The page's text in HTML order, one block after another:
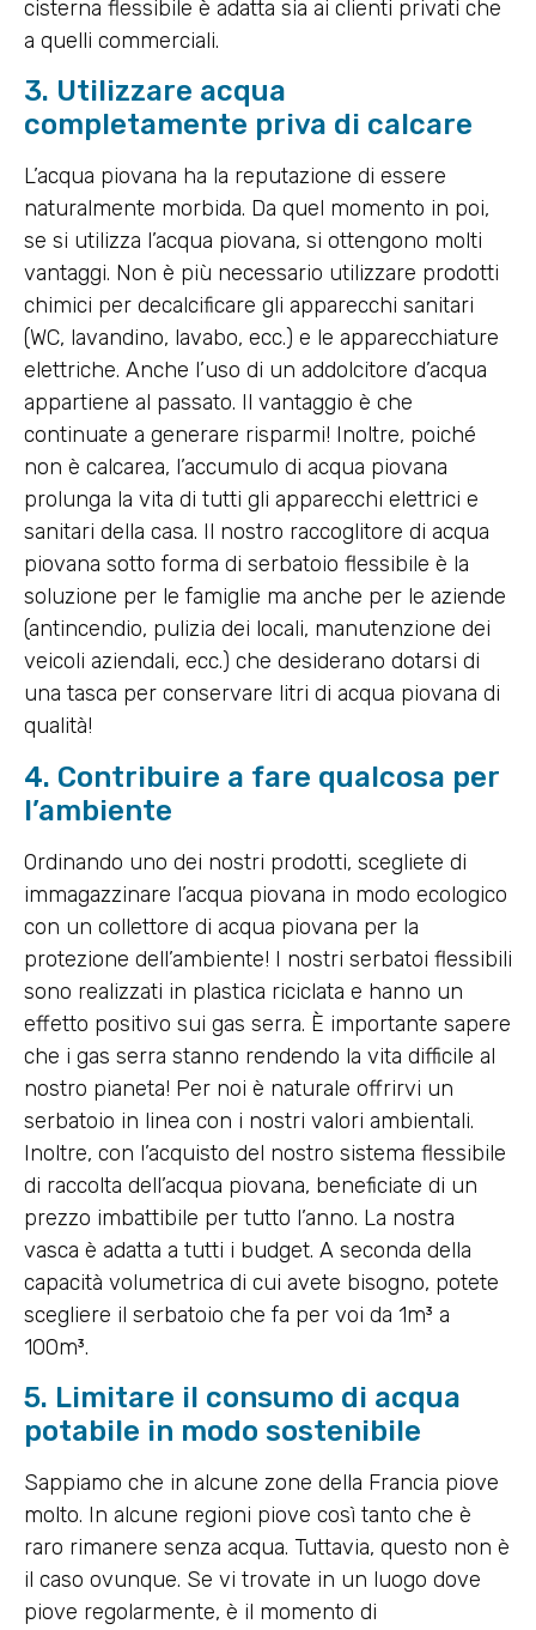
cisterna flessibile è adatta sia ai clienti privati che
a quelli commerciali.
3. Utilizzare acqua
completamente priva di calcare
L’acqua piovana ha la reputazione di essere
naturalmente morbida. Da quel momento in poi,
se si utilizza l’acqua piovana, si ottengono molti
vantaggi. Non è più necessario utilizzare prodotti
chimici per decalcificare gli apparecchi sanitari
(WC, lavandino, lavabo, ecc.) e le apparecchiature
elettriche. Anche l’uso di un addolcitore d’acqua
appartiene al passato. Il vantaggio è che
continuate a generare risparmi! Inoltre, poiché
non è calcarea, l’accumulo di acqua piovana
prolunga la vita di tutti gli apparecchi elettrici e
sanitari della casa. Il nostro raccoglitore di acqua
piovana sotto forma di serbatoio flessibile è la
soluzione per le famiglie ma anche per le aziende
(antincendio, pulizia dei locali, manutenzione dei
veicoli aziendali, ecc.) che desiderano dotarsi di
una tasca per conservare litri di acqua piovana di
qualità!
4. Contribuire a fare qualcosa per
l’ambiente
Ordinando uno dei nostri prodotti, scegliete di
immagazzinare l’acqua piovana in modo ecologico
con un collettore di acqua piovana per la
protezione dell’ambiente! I nostri serbatoi flessibili
sono realizzati in plastica riciclata e hanno un
effetto positivo sui gas serra. È importante sapere
che i gas serra stanno rendendo la vita difficile al
nostro pianeta! Per noi è naturale offrirvi un
serbatoio in linea con i nostri valori ambientali.
Inoltre, con l’acquisto del nostro sistema flessibile
di raccolta dell’acqua piovana, beneficiate di un
prezzo imbattibile per tutto l’anno. La nostra
vasca è adatta a tutti i budget. A seconda della
capacità volumetrica di cui avete bisogno, potete
scegliere il serbatoio che fa per voi da 1m³ a
100m³.
5. Limitare il consumo di acqua
potabile in modo sostenibile
Sappiamo che in alcune zone della Francia piove
molto. In alcune regioni piove così tanto che è
raro rimanere senza acqua. Tuttavia, questo non è
il caso ovunque. Se vi trovate in un luogo dove
piove regolarmente, è il momento di